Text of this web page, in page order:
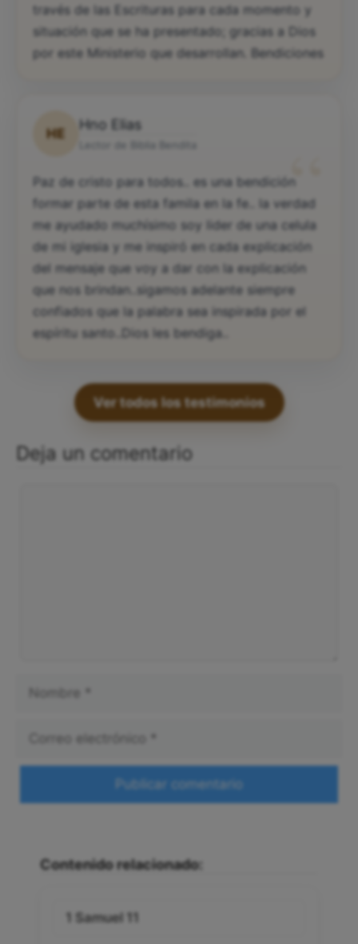
través de las Escrituras para cada momento y
situación que se ha presentado; gracias a Dios
por este Ministerio que desarrollan. Bendiciones
HE
Hno Elias
“
Paz de cristo para todos.. es una bendición
formar parte de esta famila en la fe.. la verdad
me ayudado muchísimo soy lider de una celula
de mi iglesia y me inspiró en cada explicación
del mensaje que voy a dar con la explicación
que nos brindan..sigamos adelante siempre
confiados que la palabra sea inspirada por el
espíritu santo..Dios les bendiga..
Ver todos los testimonios
Deja un comentario
Contenido relacionado:
1 Samuel 11